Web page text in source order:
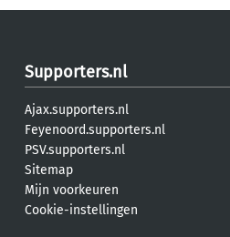
Supporters.nl
Ajax.supporters.nl
Feyenoord.supporters.nl
PSV.supporters.nl
Sitemap
Mijn voorkeuren
Cookie-instellingen